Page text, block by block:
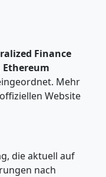
Finance
Ethereum
Mehr
Website
die aktuell auf
nach